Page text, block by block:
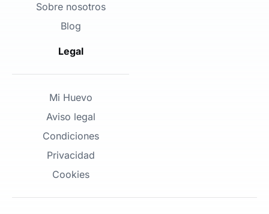
Sobre nosotros
Blog
Legal
Mi Huevo
Aviso legal
Condiciones
Privacidad
Cookies